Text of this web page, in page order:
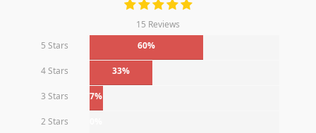
15 Reviews
5 Stars
60%
4 Stars 33%
3 Stars 7%
2 Stars